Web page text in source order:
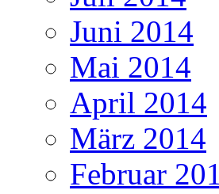
Juni 2014
Mai 2014
April 2014
März 2014
Februar